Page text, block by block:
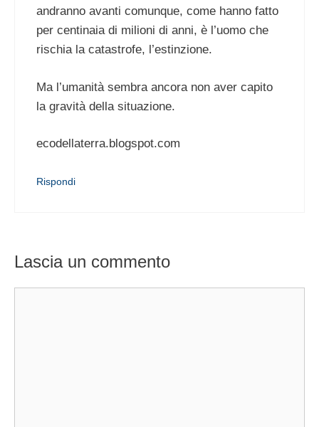
andranno avanti comunque, come hanno fatto
per centinaia di milioni di anni, è l’uomo che
rischia la catastrofe, l’estinzione.
Ma l’umanità sembra ancora non aver capito
la gravità della situazione.
ecodellaterra.blogspot.com
Rispondi
Lascia un commento